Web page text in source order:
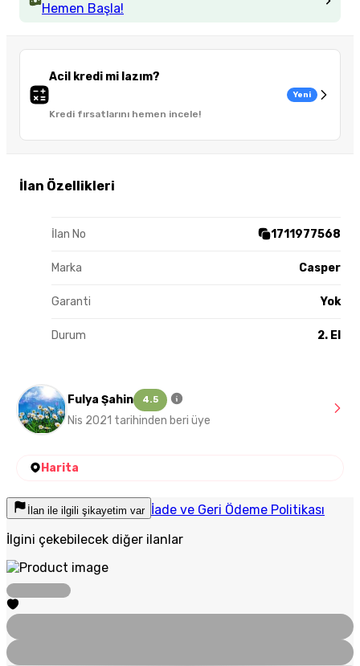
Hemen Başla!
Acil kredi mi lazım?
Kredi fırsatlarını hemen incele!
Yeni
İlan Özellikleri
İlan No 1711977568
Marka Casper
Garanti Yok
Durum 2. El
Fulya Şahin 4.5
Nis 2021 tarihinden beri üye
Harita
İlan ile ilgili şikayetim var İade ve Geri Ödeme Politikası
İlgini çekebilecek diğer ilanlar